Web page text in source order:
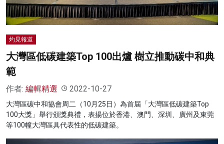
灼見報道
大灣區低碳建築Top 100出爐 樹立推動碳中和典
範
作者: 編輯精選 2022-10-27
大灣區碳中和協會周二（10月25日）為首屆「大灣區低碳建築Top
100大獎」舉行頒獎典禮，表揚位於香港、澳門、深圳、廣州及東莞
等100幢大灣區具代表性的低碳建築。